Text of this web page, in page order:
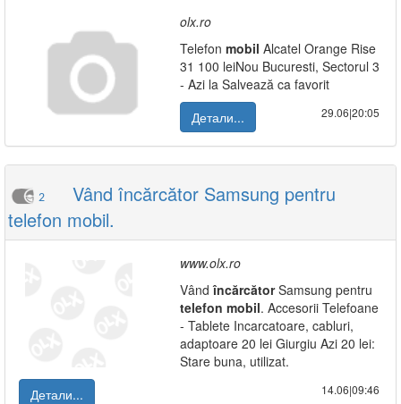
olx.ro
Telefon mobil Alcatel Orange Rise
31 100 leiNou Bucuresti, Sectorul 3
- Azi la Salvează ca favorit
Детали...
29.06|20:05
2
Vând încărcător Samsung pentru
telefon mobil.
www.olx.ro
VândîncărcătorSamsung pentru
telefon mobil. Accesorii Telefoane
- Tablete Incarcatoare, cabluri,
adaptoare 20 lei Giurgiu Azi 20 lei:
Stare buna, utilizat.
Детали...
14.06|09:46